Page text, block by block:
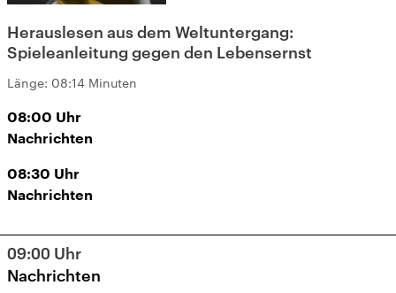
Herauslesen aus dem Weltuntergang:
Spieleanleitung gegen den Lebensernst
Länge: 08:14 Minuten
08:00 Uhr
Nachrichten
08:30 Uhr
Nachrichten
09:00 Uhr
Nachrichten